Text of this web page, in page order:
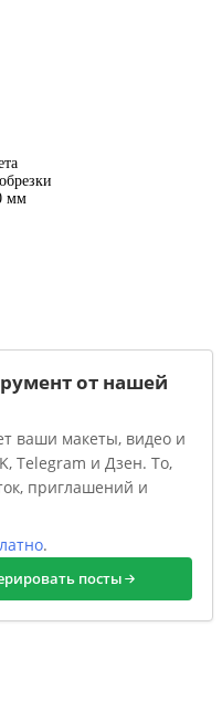
мм
от нашей
ваши макеты, видео и
Telegram и Дзен. То,
приглашений и
.
посты